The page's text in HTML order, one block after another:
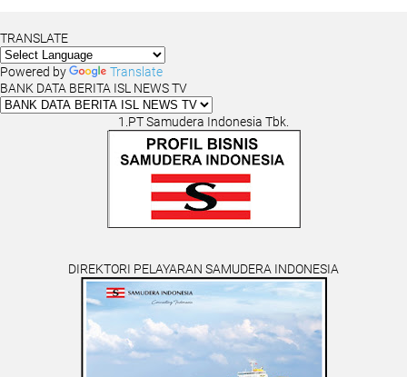
TRANSLATE
Powered by
Translate
BANK DATA BERITA ISL NEWS TV
1.PT Samudera Indonesia Tbk.
DIREKTORI PELAYARAN SAMUDERA INDONESIA